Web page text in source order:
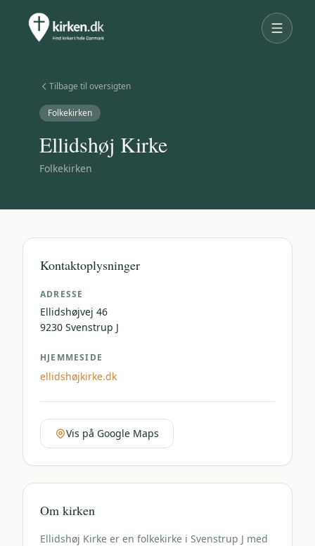
Tilbage til oversigten
Folkekirken
Ellidshøj Kirke
Folkekirken
Kontaktoplysninger
ADRESSE
Ellidshøjvej 46
9230 Svenstrup J
HJEMMESIDE
ellidshøjkirke.dk
Vis på Google Maps
Om kirken
Ellidshøj Kirke er en folkekirke i Svenstrup J med